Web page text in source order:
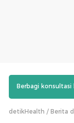
Berbagi
detikHealth Berita